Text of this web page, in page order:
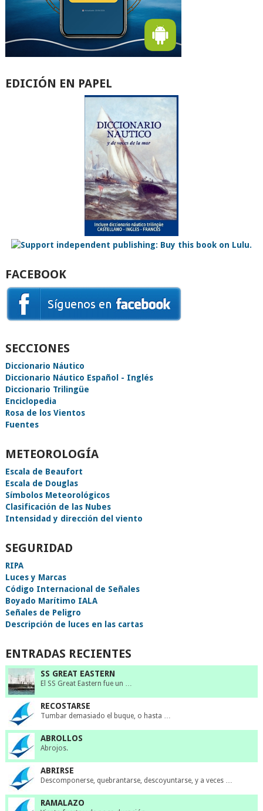
EDICIÓN EN PAPEL
FACEBOOK
SECCIONES
Diccionario Náutico
Diccionario Náutico Español - Inglés
Diccionario Trilingüe
Enciclopedia
Rosa de los Vientos
Fuentes
METEOROLOGÍA
Escala de Beaufort
Escala de Douglas
Símbolos Meteorológicos
Clasificación de las Nubes
Intensidad y dirección del viento
SEGURIDAD
RIPA
Luces y Marcas
Código Internacional de Señales
Boyado Marítimo IALA
Señales de Peligro
Descripción de luces en las cartas
ENTRADAS RECIENTES
SS GREAT EASTERN
El SS Great Eastern fue un …
RECOSTARSE
Tumbar demasiado el buque, o hasta …
ABROLLOS
Abrojos.
ABRIRSE
Descomponerse, quebrantarse, descoyuntarse, y a veces …
RAMALAZO